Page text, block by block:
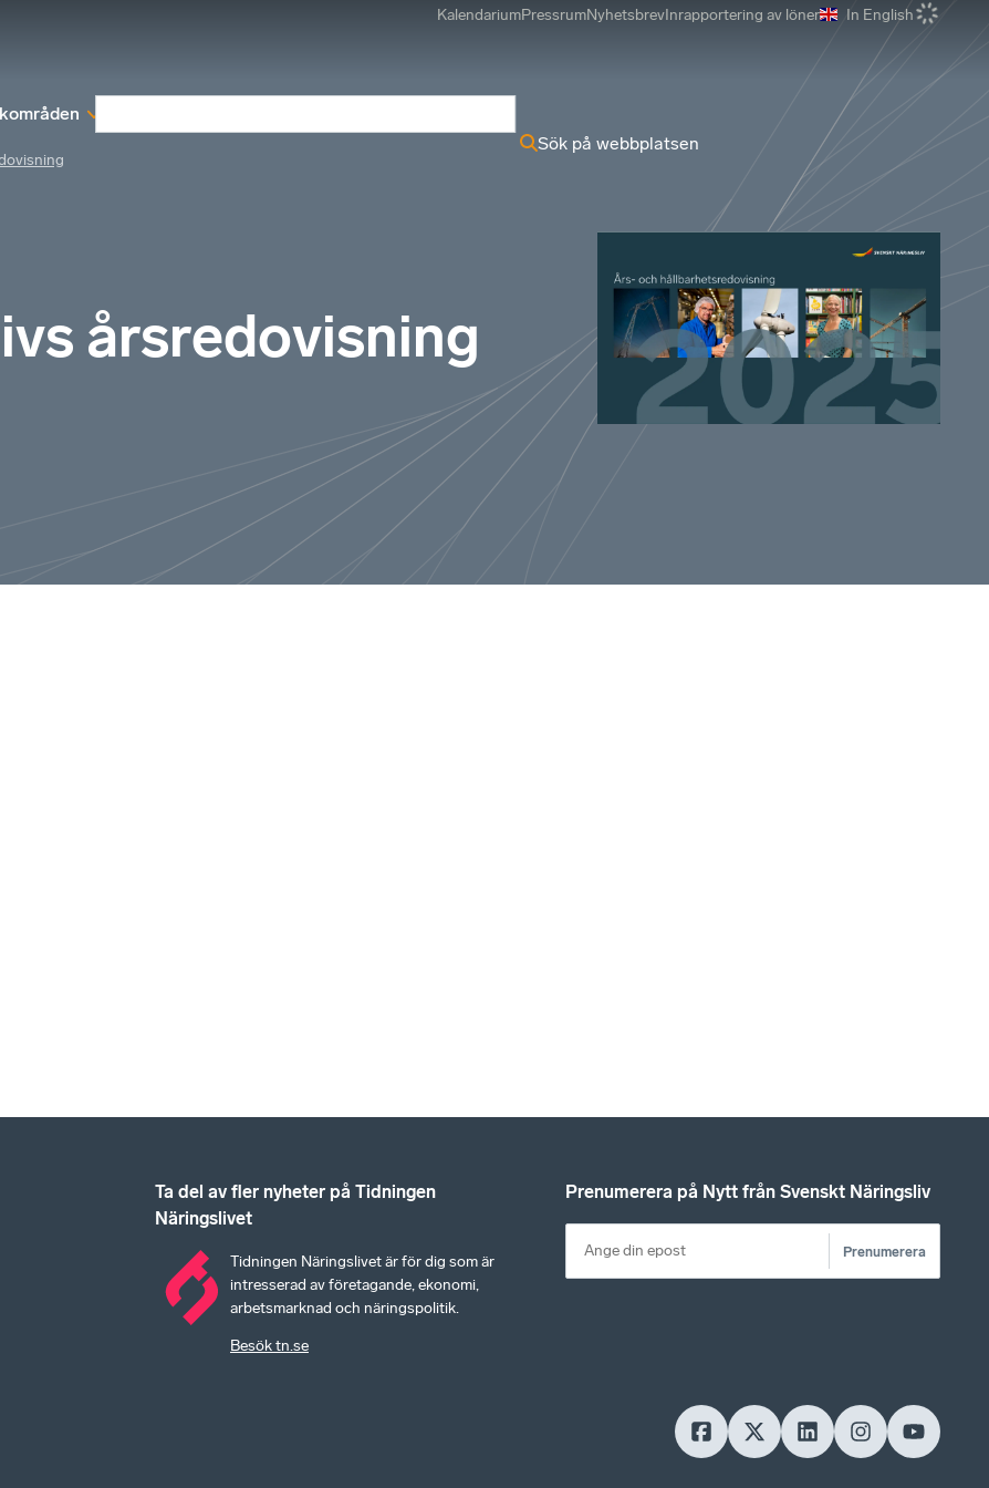
KalendariumPressrumNyhetsbrevInrapportering av löner In English
Sök på webbplatsen
årsredovisning
Ta del av fler nyheter på Tidningen
Näringslivet
Tidningen Näringslivet är för dig som är
intresserad av företagande, ekonomi,
arbetsmarknad och näringspolitik.
Besök tn.se
Prenumerera på Nytt från Svenskt Näringsliv
Prenumerera